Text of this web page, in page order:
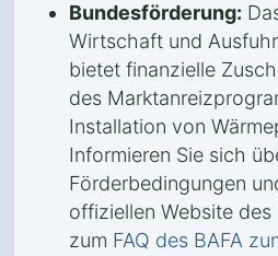
Bundesförderung:
Wirtschaft und
bietet finanzielle
des
Installation von
Informieren Sie sich
Förderbedingungen
offiziellen Website
zum FAQ des BAFA